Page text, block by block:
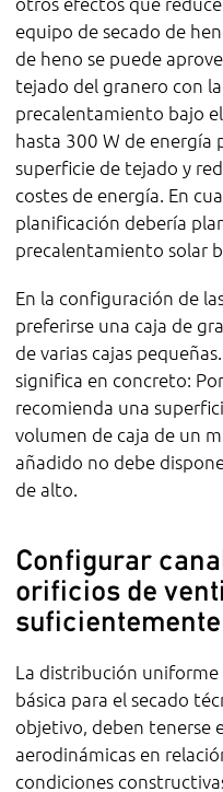
equipo de secado de
de heno se puede
tejado del granero con
precalentamiento bajo
hasta 300 W de
superficie de tejado y
costes de energía. En
planificación debería
precalentamiento solar
En la configuración de
preferirse una caja de
de varias cajas
significa en concreto:
recomienda una
volumen de caja de un
añadido no debe
de alto.
Configurar
orificios de
La distribución uniforme
básica para el secado
objetivo, deben tenerse
aerodinámicas en
condiciones